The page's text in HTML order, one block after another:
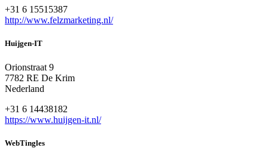
+31 6 15515387
http://www.felzmarketing.nl/
Huijgen-IT
Orionstraat 9
7782 RE De Krim
Nederland
+31 6 14438182
https://www.huijgen-it.nl/
WebTingles